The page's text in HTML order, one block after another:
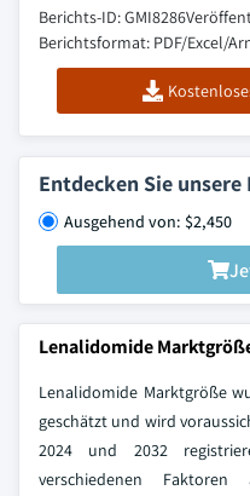
Berichts-ID: GMI8286
Berichtsformat: PDF/Excel/
Entdecken Sie
Ausgehend von: $2,450
Lenalidomide
Lenalidomide Marktgröße
geschätzt und wird
2024 und 2032
verschiedenen Faktoren